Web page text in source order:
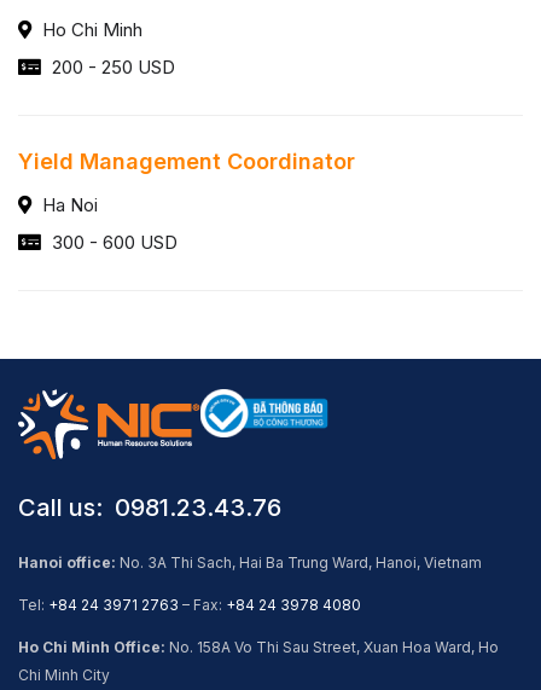
Ho Chi Minh
200 - 250 USD
Yield Management Coordinator
Ha Noi
300 - 600 USD
Call us: ​ 0981.23.43.76
Hanoi office: No. 3A Thi Sach, Hai Ba Trung Ward, Hanoi, Vietnam
Tel: +84 24 3971 2763 – Fax: +84 24 3978 4080
Ho Chi Minh Office: No. 158A Vo Thi Sau Street, Xuan Hoa Ward, Ho
Chi Minh City